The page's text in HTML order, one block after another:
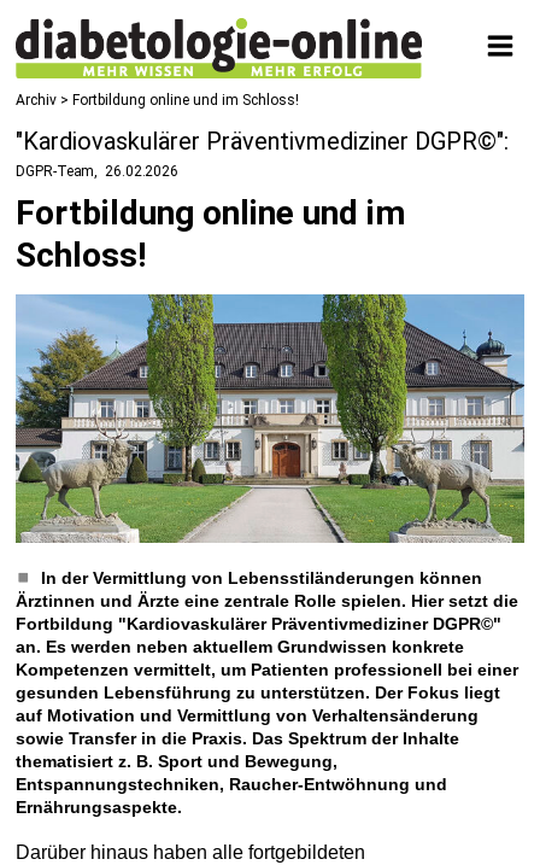
Archiv > Fortbildung online und im Schloss!
"Kardiovaskulärer Präventivmediziner DGPR©":
DGPR-Team 26.02.2026
Fortbildung online und im
Schloss!
In der Vermittlung von Lebensstiländerungen können
Ärztinnen und Ärzte eine zentrale Rolle spielen. Hier setzt die
Fortbildung "Kardiovaskulärer Präventivmediziner DGPR©"
an. Es werden neben aktuellem Grundwissen konkrete
Kompetenzen vermittelt, um Patienten professionell bei einer
gesunden Lebensführung zu unterstützen. Der Fokus liegt
auf Motivation und Vermittlung von Verhaltensänderung
sowie Transfer in die Praxis. Das Spektrum der Inhalte
thematisiert z. B. Sport und Bewegung,
Entspannungstechniken, Raucher-Entwöhnung und
Ernährungsaspekte.
Darüber hinaus haben alle fortgebildeten